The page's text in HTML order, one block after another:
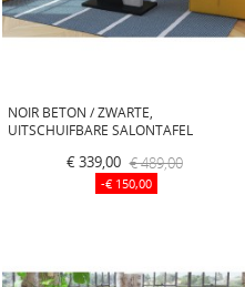
NOIR BETON / ZWARTE,
UITSCHUIFBARE SALONTAFEL
€ 339,00 € 489,00
-€ 150,00